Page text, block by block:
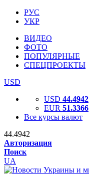
РУС
УКР
ВИДЕО
ФОТО
ПОПУЛЯРНЫЕ
СПЕЦПРОЕКТЫ
USD
USD 44.4942
EUR 51.3366
Все курсы валют
44.4942
Авторизация
Поиск
UA